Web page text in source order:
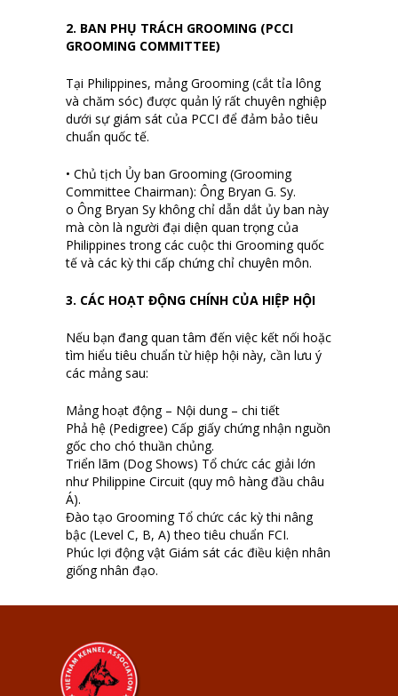
2. BAN PHỤ TRÁCH GROOMING (PCCI
GROOMING COMMITTEE)
Tại Philippines, mảng Grooming (cắt tỉa lông
và chăm sóc) được quản lý rất chuyên nghiệp
dưới sự giám sát của PCCI để đảm bảo tiêu
chuẩn quốc tế.
• Chủ tịch Ủy ban Grooming (Grooming
Committee Chairman): Ông Bryan G. Sy.
o Ông Bryan Sy không chỉ dẫn dắt ủy ban này
mà còn là người đại diện quan trọng của
Philippines trong các cuộc thi Grooming quốc
tế và các kỳ thi cấp chứng chỉ chuyên môn.
3. CÁC HOẠT ĐỘNG CHÍNH CỦA HIỆP HỘI
Nếu bạn đang quan tâm đến việc kết nối hoặc
tìm hiểu tiêu chuẩn từ hiệp hội này, cần lưu ý
các mảng sau:
Mảng hoạt động – Nội dung – chi tiết
Phả hệ (Pedigree) Cấp giấy chứng nhận nguồn
gốc cho chó thuần chủng.
Triển lãm (Dog Shows) Tổ chức các giải lớn
như Philippine Circuit (quy mô hàng đầu châu
Á).
Đào tạo Grooming Tổ chức các kỳ thi nâng
bậc (Level C, B, A) theo tiêu chuẩn FCI.
Phúc lợi động vật Giám sát các điều kiện nhân
giống nhân đạo.